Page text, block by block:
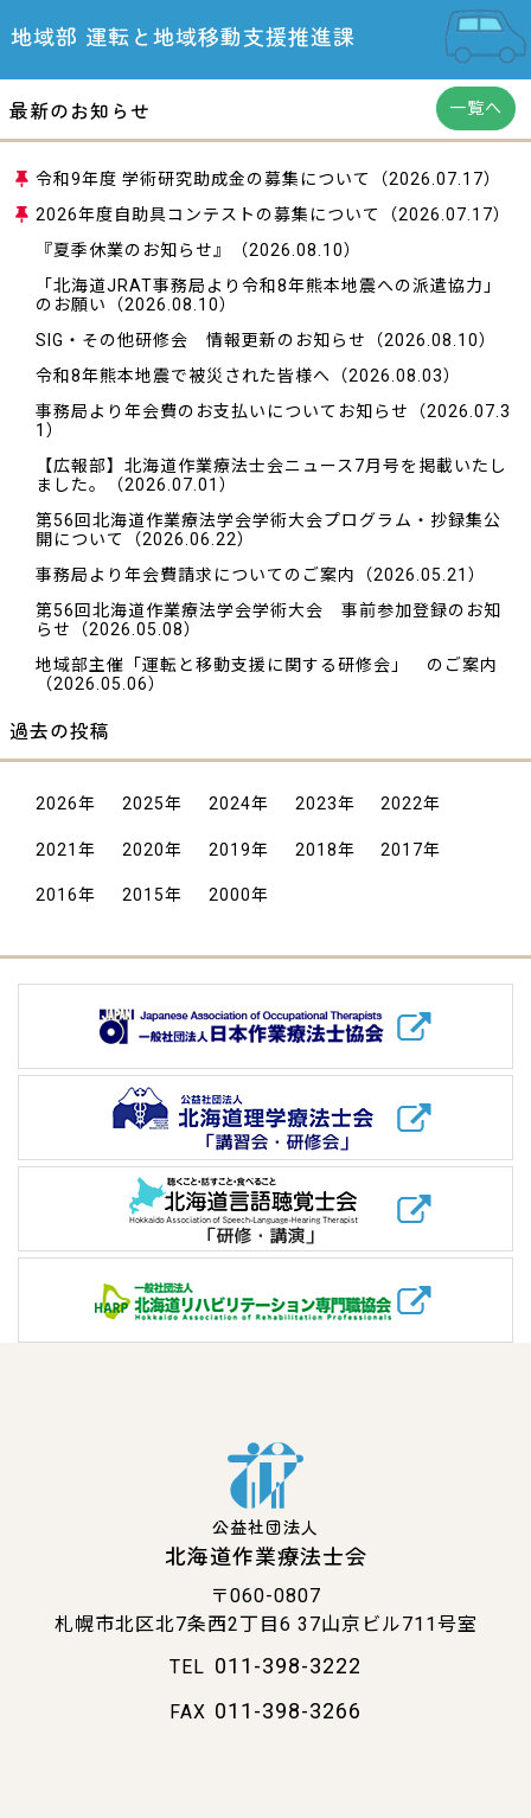
地域部 運転と地域移動支援推進課
最新のお知らせ 一覧へ
令和9年度 学術研究助成金の募集について
（2026.07.17）
2026年度自助具コンテストの募集について
（2026.07.17）
『夏季休業のお知らせ』
（2026.08.10）
「北海道JRAT事務局より令和8年熊本地震への派遣協力」
のお願い
（2026.08.10）
SIG・その他研修会 情報更新のお知らせ
（2026.08.10）
令和8年熊本地震で被災された皆様へ （2026.08.03）
事務局より年会費のお支払いについてお知らせ
（2026.07.3
1）
【広報部】北海道作業療法士会ニュース7月号を掲載いたし
ました。
（2026.07.01）
第56回北海道作業療法学会学術大会プログラム・抄録集公
開について
（2026.06.22）
事務局より年会費請求についてのご案内
（2026.05.21）
第56回北海道作業療法学会学術大会 事前参加登録のお知
らせ
（2026.05.08）
地域部主催「運転と移動支援に関する研修会」 のご案内
（2026.05.06）
過去の投稿
2026年 2025年 2024年 2023年 2022年
2021年 2020年 2019年 2018年 2017年
2016年 2015年 2000年
公益社団法人
北海道作業療法士会
〒060-0807
札幌市北区北7条西2丁目6 37山京ビル711号室
TEL 011-398-3222
FAX 011-398-3266